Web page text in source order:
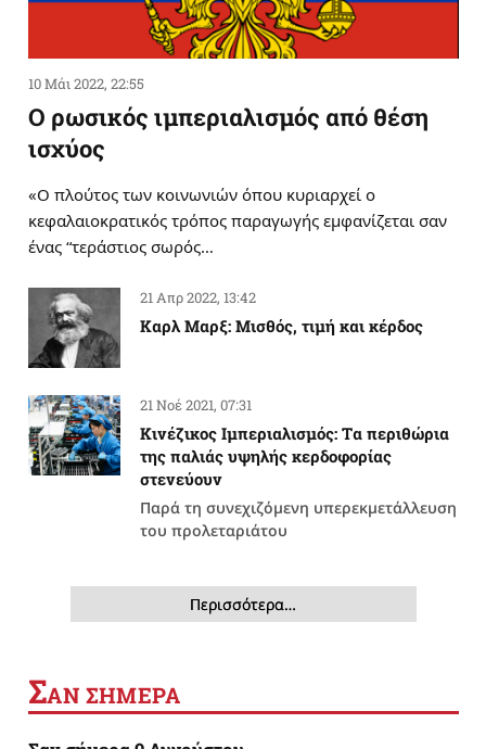
10 Μάι 2022, 22:55
Ο ρωσικός ιμπεριαλισμός από θέση
ισχύος
«Ο πλούτος των κοινωνιών όπου κυριαρχεί ο
κεφαλαιοκρατικός τρόπος παραγωγής εμφανίζεται σαν
ένας “τεράστιος σωρός…
21 Απρ 2022, 13:42
Καρλ Μαρξ: Μισθός, τιμή και κέρδος
21 Νοέ 2021, 07:31
Κινέζικος Ιμπεριαλισμός: Tα περιθώρια
της παλιάς υψηλής κερδοφορίας
στενεύουν
Παρά τη συνεχιζόμενη υπερεκμετάλλευση
του προλεταριάτου
Περισσότερα…
ΣΑΝ ΣΗΜΕΡΑ